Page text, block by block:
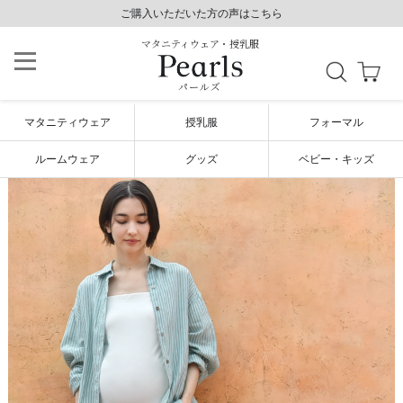
ご購入いただいた方の声はこちら
8,800円以上で送料無料/毎日発送（年末年始除く）
ご購入いただいた方の声はこちら
マタニティウェア・授乳服
パールズ
マタニティウェア 授乳服 フォーマル
ルームウェア グッズ ベビー・キッズ